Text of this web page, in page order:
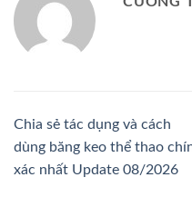
Chia sẻ tác dụng và cách
dùng băng keo thể thao
xác nhất Update 08/2026